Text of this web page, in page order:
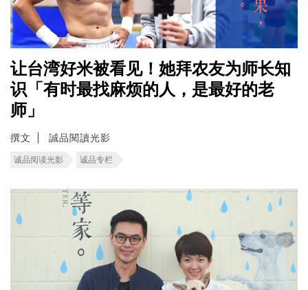
让台湾好米被看见！她拜农友为师长知
识「有时最找麻烦的人，是最好的老
师」
撰文 誠品閱讀光影
诚品阅读光影 诚品专栏